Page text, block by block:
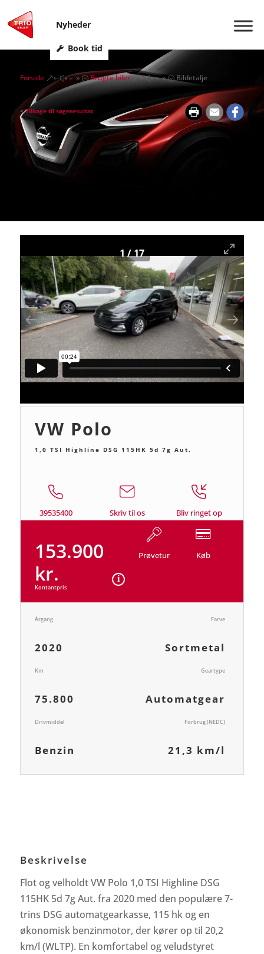
Nyheder
Book tid
Forside &#x39; Brugte biler &#x39; Bildetalje
<Tilbage til søgeresultat
1/17
VW Polo
1,0 TSI Highline DSG 115HK 5d 7g Aut.
39535400 Skriv til os Bliv ringet op
153.900
kr.
Kontantpris
Prøvetur Køb
Årgang
2020
Farve
Sortmetal
Km
75.800
Geartype
Automatgear
Drivmiddel
Benzin
Forbrug (NEDC)
21,3 km/l
Beskrivelse
Flot og velholdt VW Polo 1,0 TSI Highline DSG
115HK 5d 7g Aut. fra 2020 med den populære 7-
trins DSG automatgearkasse, 115 hk og en
økonomisk benzinmotor, der kører op til 20,2
km/l (WLTP). En komfortabel og veludstyret